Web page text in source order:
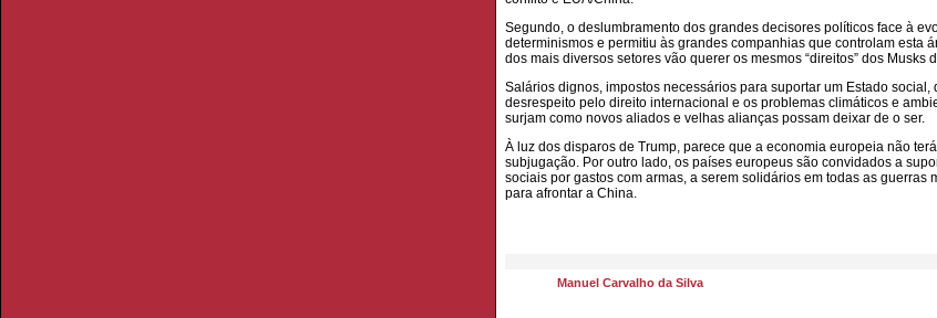
Segundo, o deslumbramento dos grandes decisores políticos face à
determinismos e permitiu às grandes companhias que controlam esta
dos mais diversos setores vão querer os mesmos “direitos” dos Musks
Salários dignos, impostos necessários para suportar um Estado
desrespeito pelo direito internacional e os problemas climáticos e
surjam como novos aliados e velhas alianças possam deixar de o ser.
À luz dos disparos de Trump, parece que a economia europeia não
subjugação. Por outro lado, os países europeus são convidados a
sociais por gastos com armas, a serem solidários em todas as
para afrontar a China.
Manuel Carvalho da Silva